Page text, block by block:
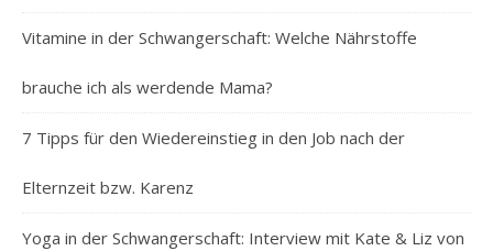
Vitamine in der Schwangerschaft: Welche Nährstoffe
brauche ich als werdende Mama?
7 Tipps für den Wiedereinstieg in den Job nach der
Elternzeit bzw. Karenz
Yoga in der Schwangerschaft: Interview mit Kate & Liz von